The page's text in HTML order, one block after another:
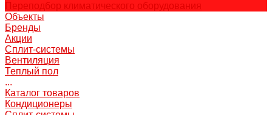
Переподбор климатического оборудования
Объекты
Бренды
Акции
Сплит-системы
Вентиляция
Теплый пол
...
Каталог товаров
Кондиционеры